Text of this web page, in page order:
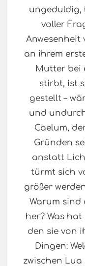
ungeduldig,
voller
Anwesenheit
an ihrem
Mutter bei
stirbt, ist
gestellt –
und
Caelum,
Gründen
anstatt
türmt sich
größer
Warum sind
her? Was
den sie von
Dingen:
zwischen